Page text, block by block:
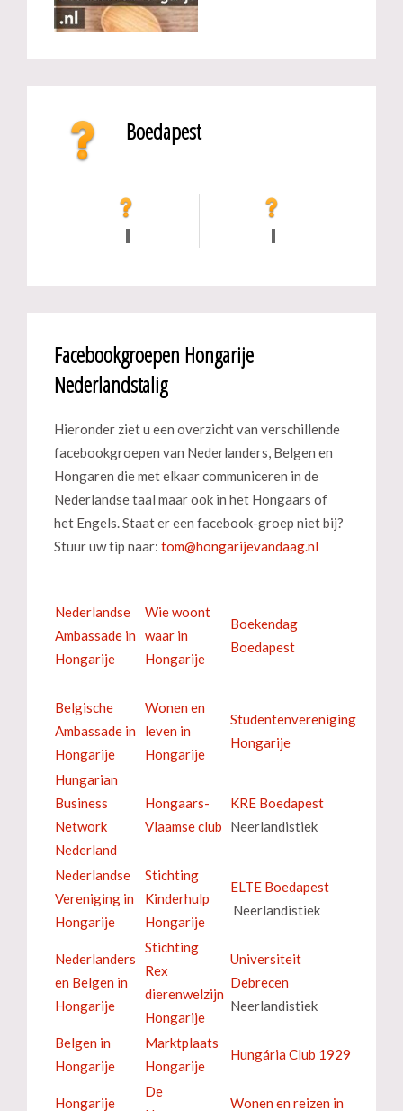
Boedapest
Facebookgroepen Hongarije
Nederlandstalig
Hieronder ziet u een overzicht van verschillende
facebookgroepen van Nederlanders, Belgen en
Hongaren die met elkaar communiceren in de
Nederlandse taal maar ook in het Hongaars of
het Engels. Staat er een facebook-groep niet bij?
Stuur uw tip naar:
Nederlandse
Ambassade in
Hongarije
Wie woont
waar in
Hongarije
Boekendag
Boedapest
Belgische
Ambassade in
Hongarije
Wonen en
leven in
Hongarije
Studentenvereniging
Hongarije
Hungarian
Business
Network
Nederland
Hongaars-
Vlaamse club
KRE Boedapest
Neerlandistiek
Nederlandse
Vereniging in
Hongarije
Stichting
Kinderhulp
Hongarije
ELTE Boedapest
Neerlandistiek
Nederlanders
en Belgen in
Hongarije
Stichting
Rex
dierenwelzijn
Hongarije
Universiteit
Debrecen
Neerlandistiek
Belgen in
Hongarije
Marktplaats
Hongarije
Hungária Club 1929
Hongarije
De
Wonen en reizen in